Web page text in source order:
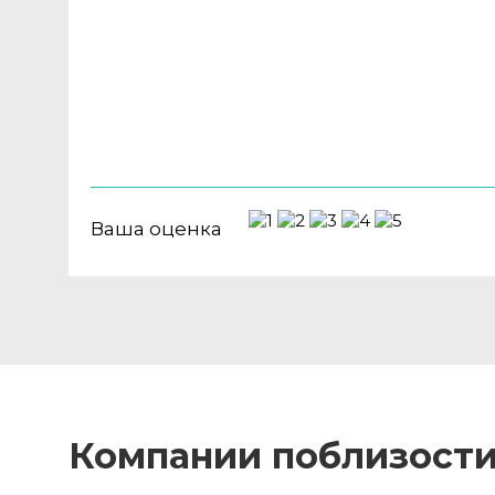
Ваша оценка
Компании поблизости